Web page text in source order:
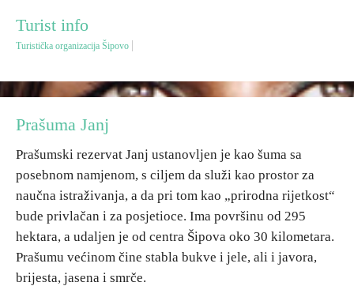
Omladinski turizam
Spisak destinacija
Mapa destinacija
Manifestacije
Smještaj
Multimedija
Turist info
Turistička organizacija Šipovo
Prašuma Janj
Prašumski rezervat Janj ustanovljen je kao šuma sa
posebnom namjenom, s ciljem da služi kao prostor za
naučna istraživanja, a da pri tom kao „prirodna rijetkost“
bude privlačan i za posjetioce. Ima površinu od 295
hektara, a udaljen je od centra Šipova oko 30 kilometara.
Prašumu većinom čine stabla bukve i jele, ali i javora,
brijesta, jasena i smrče.